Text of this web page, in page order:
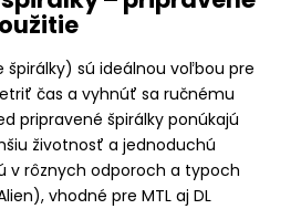
sú ideálnou voľbou pre
čas a vyhnúť sa ručnému
pripravené špirálky ponúkajú
životnosť a jednoduchú
v rôznych odporoch a typoch
vhodné pre MTL aj DL